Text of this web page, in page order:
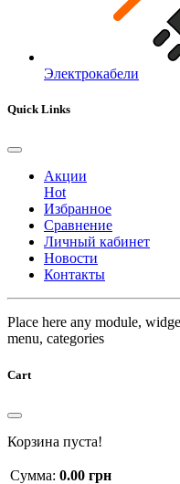
Электрокабели
Quick Links
Акции
Hot
Избранное
Сравнение
Личный кабинет
Новости
Контакты
Place here any module,
menu, categories
Cart
Корзина пуста!
Сумма: 0.00 грн